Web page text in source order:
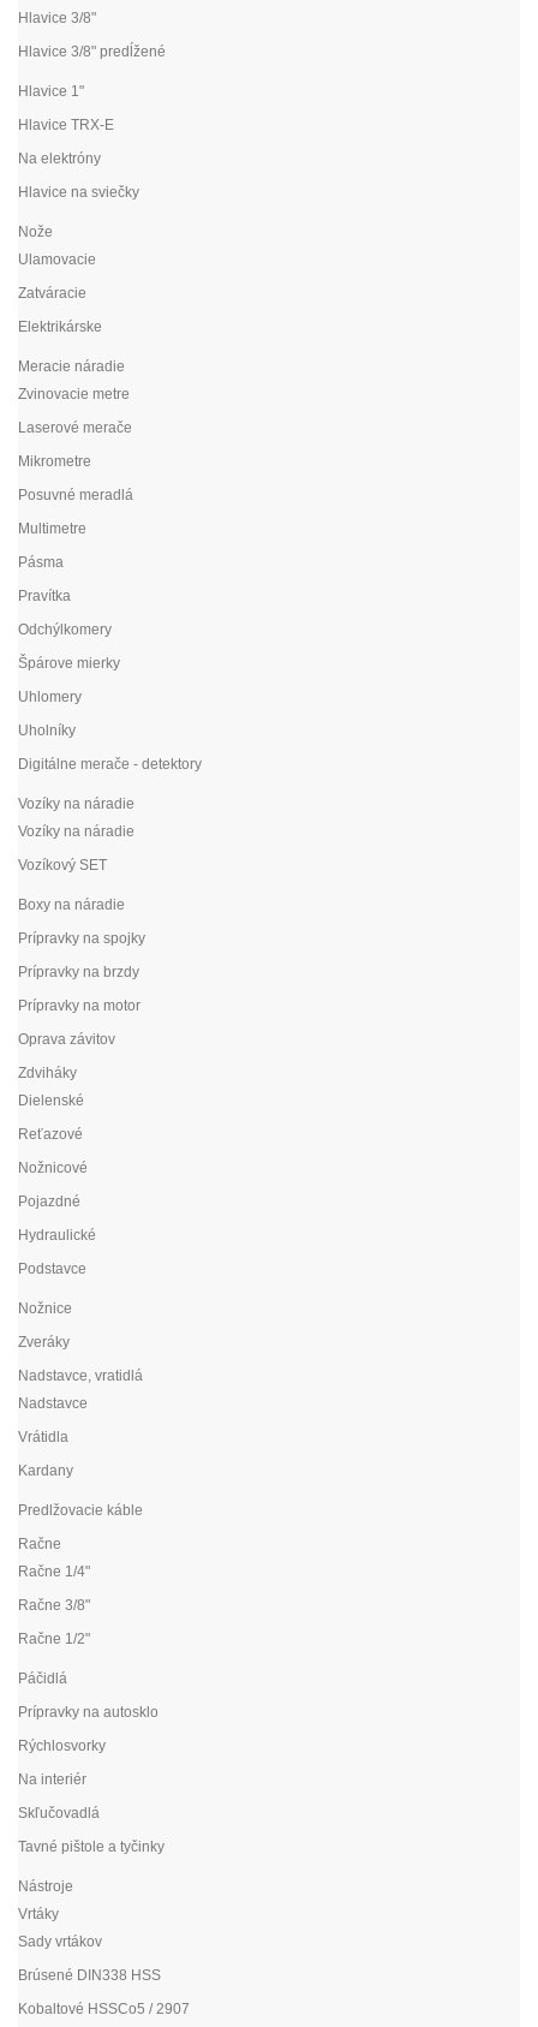
Hlavice 3/8"
Hlavice 3/8" predĺžené
Hlavice 1"
Hlavice TRX-E
Na elektróny
Hlavice na sviečky
Nože
Ulamovacie
Zatváracie
Elektrikárske
Meracie náradie
Zvinovacie metre
Laserové merače
Mikrometre
Posuvné meradlá
Multimetre
Pásma
Pravítka
Odchýlkomery
Špárove mierky
Uhlomery
Uholníky
Digitálne merače - detektory
Vozíky na náradie
Vozíky na náradie
Vozíkový SET
Boxy na náradie
Prípravky na spojky
Prípravky na brzdy
Prípravky na motor
Oprava závitov
Zdviháky
Dielenské
Reťazové
Nožnicové
Pojazdné
Hydraulické
Podstavce
Nožnice
Zveráky
Nadstavce, vratidlá
Nadstavce
Vrátidla
Kardany
Predlžovacie káble
Račne
Račne 1/4"
Račne 3/8"
Račne 1/2"
Páčidlá
Prípravky na autosklo
Rýchlosvorky
Na interiér
Skľučovadlá
Tavné pištole a tyčinky
Nástroje
Vrtáky
Sady vrtákov
Brúsené DIN338 HSS
Kobaltové HSSCo5 / 2907